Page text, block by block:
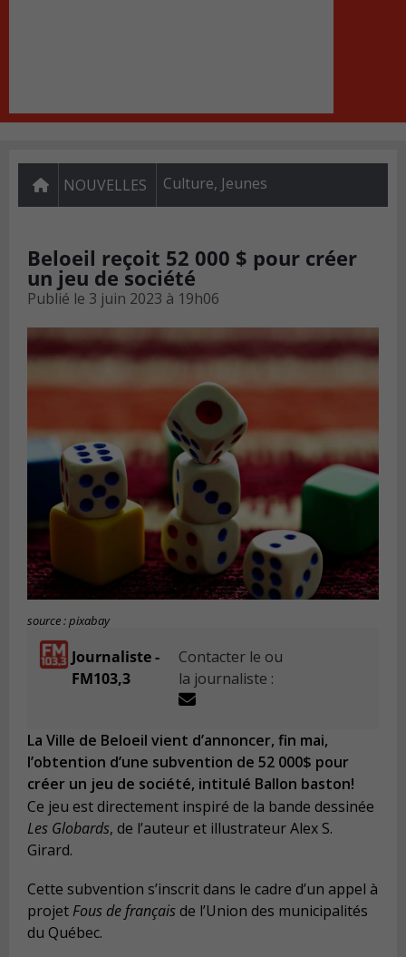
NOUVELLES Culture, Jeunes
Beloeil reçoit 52 000 $ pour créer
un jeu de société
Publié le 3 juin 2023 à 19h06
source : pixabay
Journaliste -
FM103,3
Contacter le ou
la journaliste :
La Ville de Beloeil vient d’annoncer, fin mai,
l’obtention d’une subvention de 52 000$ pour
créer un jeu de société, intitulé Ballon baston!
Ce jeu est directement inspiré de la bande dessinée
Les Globards, de l’auteur et illustrateur Alex S.
Girard.
Cette subvention s’inscrit dans le cadre d’un appel à
projetFous de françaisde l’Union des municipalités
du Québec.